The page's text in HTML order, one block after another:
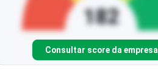
Consultar score da empresa